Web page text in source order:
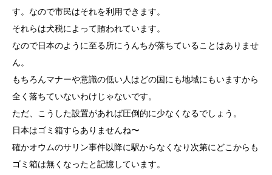
す。なので市民はそれを利用できます。
それらは犬税によって賄われています。
なので日本のように至る所にうんちが落ちていることはありませ
ん。
もちろんマナーや意識の低い人はどの国にも地域にもいますから
全く落ちていないわけじゃないです。
ただ、こうした設置があれば圧倒的に少なくなるでしょう。
日本はゴミ箱すらありませんね〜
確かオウムのサリン事件以降に駅からなくなり次第にどこからも
ゴミ箱は無くなったと記憶しています。